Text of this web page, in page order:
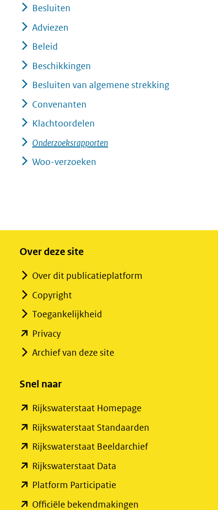
Besluiten
Adviezen
Beleid
Beschikkingen
Besluiten van algemene strekking
Convenanten
Klachtoordelen
Onderzoeksrapporten
Woo-verzoeken
Over deze site
Over dit publicatieplatform
Copyright
Toegankelijkheid
Privacy(opent
in
venster)
naar
een
andere
Archief van deze site
Snel naar
Rijkswaterstaat Homepage
in
Rijkswaterstaat Standaarden
Rijkswaterstaat Beeldarchief(opent
Rijkswaterstaat Data
Platform Participatie
in
Officiële bekendmakingen